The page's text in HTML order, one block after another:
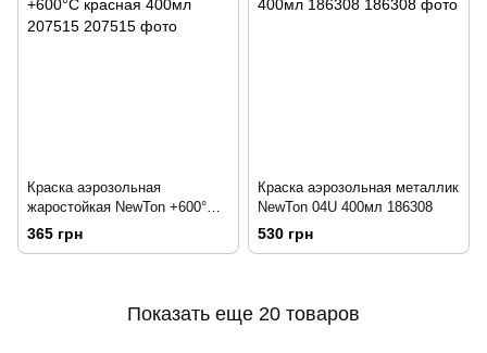
Краска аэрозольная
жаростойкая NewTon +600°С
красная 400мл 207515
365 грн
Краска аэрозольная металлик
NewTon 04U 400мл 186308
530 грн
Показать еще 20 товаров